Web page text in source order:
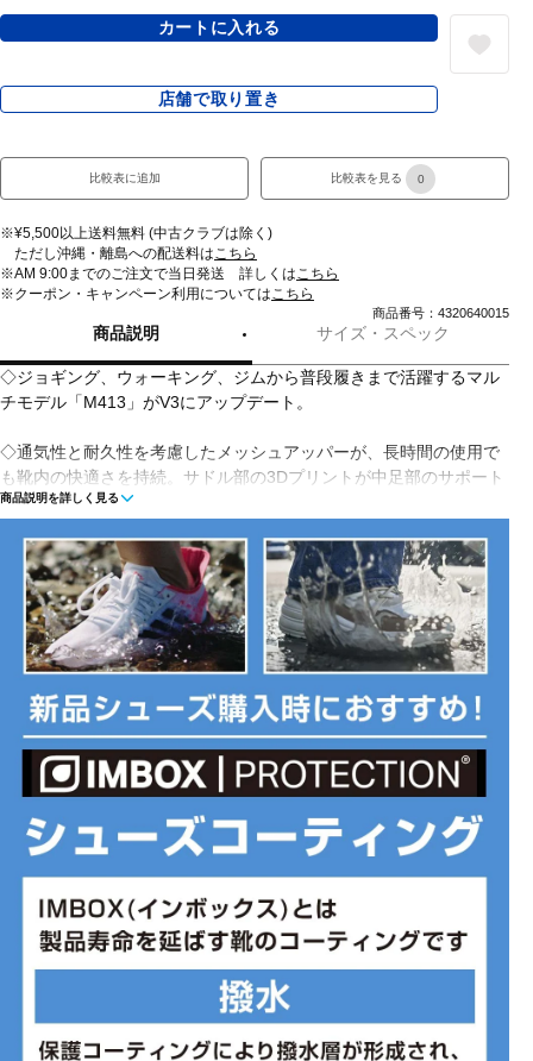
カートに入れる
店舗で取り置き
比較表に追加 比較表を見る 0
※¥5,500以上送料無料 (中古クラブは除く)
ただし沖縄・離島への配送料はこちら
※AM 9:00までのご注文で当日発送 詳しくはこちら
※クーポン・キャンペーン利用についてはこちら
商品番号：4320640015
商品説明 サイズ・スペック
◇ジョギング、ウォーキング、ジムから普段履きまで活躍するマル
チモデル「M413」がV3にアップデート。
◇通気性と耐久性を考慮したメッシュアッパーが、長時間の使用で
も靴内の快適さを持続。サドル部の3Dプリントが中足部のサポート
と保形性を確保し、薄底ミッドソールがクッション性と抜群の軽さ
康維持の運動から通勤、通学まで幅広く足元をサポートします。
■カラー(メーカー表記):
ホワイト×ホワイト(LW3:WHITE)
■甲材(アッパー):合成繊維
■底材(ソール):ゴム底
■用途:ジョギング
■形状:紐
■プロネーション:ニュートラル
■ワイズ:2E
■片足重量代表サイズ:27.5cm
商品説明を詳しく見る